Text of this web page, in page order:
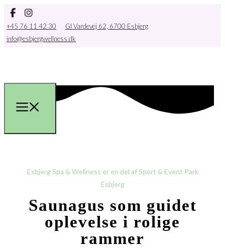
+45 76 11 42 30
Gl Vardevej 62, 6700 Esbjerg
info@esbjergwellness.dk
Esbjerg Spa & Wellness er en del af Sport & Event Park
Esbjerg
Saunagus som guidet
oplevelse i rolige
rammer